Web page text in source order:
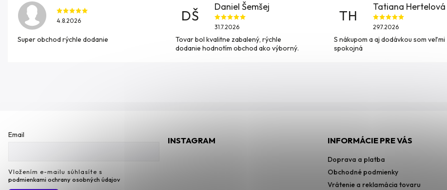
4.8.2026
Super obchod rýchle dodanie
DŠ
Daniel Šemšej
31.7.2026
Tovar bol kvalitne zabalený, rýchle
dodanie hodnotím obchod ako výborný.
TH
Tatiana Hertelová
29.7.2026
S nákupom a aj dodávkou som veľmi
spokojná
Email
Vložením e-mailu súhlasíte s
podmienkami ochrany osobných údajov
INSTAGRAM INFORMÁCIE PRE VÁS
Doprava a platba
Obchodné podmienky
Vrátenie a reklamácia tovaru